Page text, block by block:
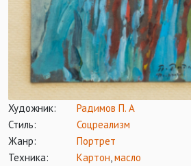
Художник:
Радимов П. А
Стиль:
Соцреализм
Жанр:
Портрет
Техника:
Картон,масло